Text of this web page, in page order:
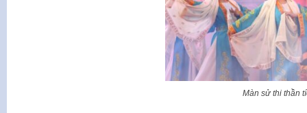
Màn sử thi thần